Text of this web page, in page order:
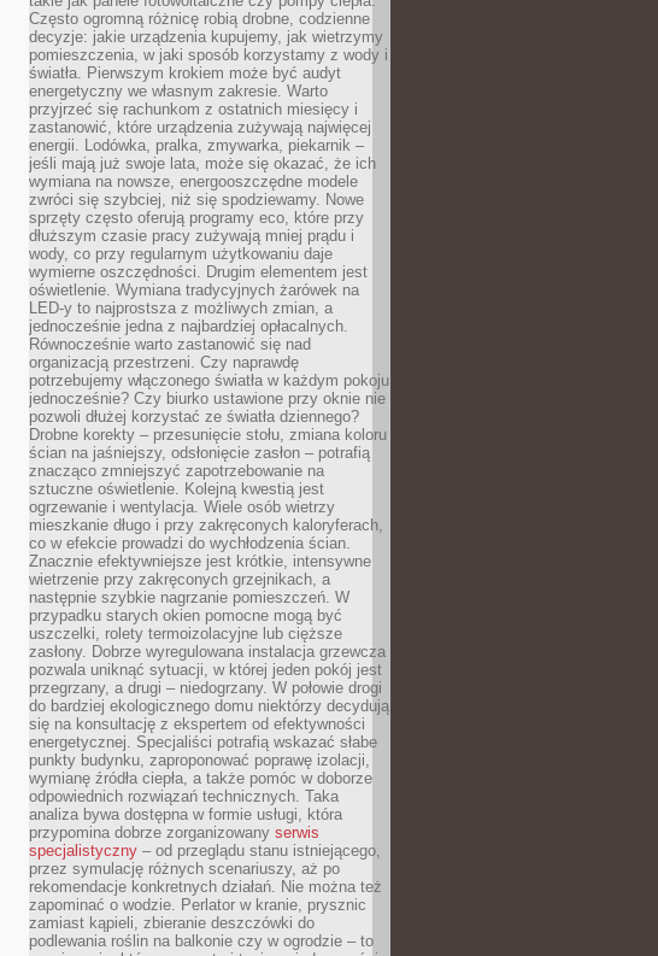
Często ogromną różnicę robią drobne, codzienne
decyzje: jakie urządzenia kupujemy, jak wietrzymy
pomieszczenia, w jaki sposób korzystamy z wody i
światła. Pierwszym krokiem może być audyt
energetyczny we własnym zakresie. Warto
przyjrzeć się rachunkom z ostatnich miesięcy i
zastanowić, które urządzenia zużywają najwięcej
energii. Lodówka, pralka, zmywarka, piekarnik –
jeśli mają już swoje lata, może się okazać, że ich
wymiana na nowsze, energooszczędne modele
zwróci się szybciej, niż się spodziewamy. Nowe
sprzęty często oferują programy eco, które przy
dłuższym czasie pracy zużywają mniej prądu i
wody, co przy regularnym użytkowaniu daje
wymierne oszczędności. Drugim elementem jest
oświetlenie. Wymiana tradycyjnych żarówek na
LED-y to najprostsza z możliwych zmian, a
jednocześnie jedna z najbardziej opłacalnych.
Równocześnie warto zastanowić się nad
organizacją przestrzeni. Czy naprawdę
potrzebujemy włączonego światła w każdym pokoju
jednocześnie? Czy biurko ustawione przy oknie nie
pozwoli dłużej korzystać ze światła dziennego?
Drobne korekty – przesunięcie stołu, zmiana koloru
ścian na jaśniejszy, odsłonięcie zasłon – potrafią
znacząco zmniejszyć zapotrzebowanie na
sztuczne oświetlenie. Kolejną kwestią jest
ogrzewanie i wentylacja. Wiele osób wietrzy
mieszkanie długo i przy zakręconych kaloryferach,
co w efekcie prowadzi do wychłodzenia ścian.
Znacznie efektywniejsze jest krótkie, intensywne
wietrzenie przy zakręconych grzejnikach, a
następnie szybkie nagrzanie pomieszczeń. W
przypadku starych okien pomocne mogą być
uszczelki, rolety termoizolacyjne lub cięższe
zasłony. Dobrze wyregulowana instalacja grzewcza
pozwala uniknąć sytuacji, w której jeden pokój jest
przegrzany, a drugi – niedogrzany. W połowie drogi
do bardziej ekologicznego domu niektórzy decydują
się na konsultację z ekspertem od efektywności
energetycznej. Specjaliści potrafią wskazać słabe
punkty budynku, zaproponować poprawę izolacji,
wymianę źródła ciepła, a także pomóc w doborze
odpowiednich rozwiązań technicznych. Taka
analiza bywa dostępna w formie usługi, która
przypomina dobrze zorganizowany serwis
specjalistyczny – od przeglądu stanu istniejącego,
przez symulację różnych scenariuszy, aż po
rekomendacje konkretnych działań. Nie można też
zapominać o wodzie. Perlator w kranie, prysznic
zamiast kąpieli, zbieranie deszczówki do
podlewania roślin na balkonie czy w ogrodzie – to